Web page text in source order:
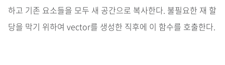
하고 기존 요소들을 모두 새 공간으로 복사한다. 불필요한 재 할
당을 막기 위하여 vector를 생성한 직후에 이 함수를 호출한다.